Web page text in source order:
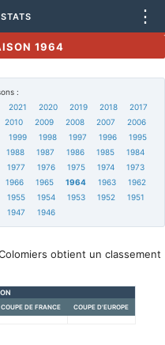
⋮
1964
:
2021 2020 2019 2018
2017
2010 2009 2008 2007
2006
1999 1998 1997 1996
1995
1988 1987 1986 1985
1984
1977 1976 1975 1974
1973
1966 1965 1964 1963
1962
1955 1954 1953 1952
1951
1947 1946
obtient un classement
COUPE DE FRANCE COUPE D'EUROPE